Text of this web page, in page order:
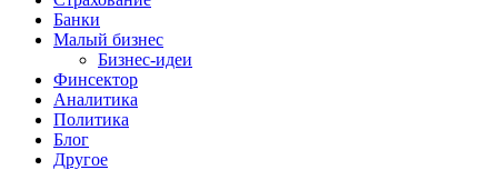
Банки
Малый бизнес
Бизнес-идеи
Финсектор
Аналитика
Политика
Блог
Другое